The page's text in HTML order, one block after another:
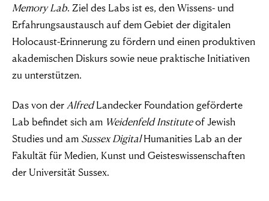
Memory Lab. Ziel des Labs ist es, den Wissens- und
Erfahrungsaustausch auf dem Gebiet der digitalen
Holocaust-Erinnerung zu fördern und einen produktiven
akademischen Diskurs sowie neue praktische Initiativen
zu unterstützen.
Das von der AlfredLandecker Foundation geförderte
Lab befindet sich am Weidenfeld Instituteof Jewish
Studies und am Sussex DigitalHumanities Lab an der
Fakultät für Medien, Kunst und Geisteswissenschaften
der Universität Sussex.
„Damit das Böse